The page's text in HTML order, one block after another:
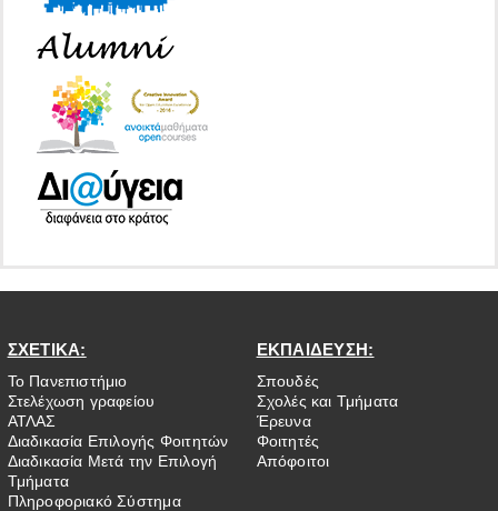
ΣΧΕΤΙΚΑ:
Το Πανεπιστήμιο
Στελέχωση γραφείου
ΑΤΛΑΣ
Διαδικασία Επιλογής Φοιτητών
Διαδικασία Μετά την Επιλογή
Τμήματα
Πληροφοριακό Σύστημα
ΕΚΠΑΙΔΕΥΣΗ:
Σπουδές
Σχολές και Τμήματα
Έρευνα
Φοιτητές
Απόφοιτοι